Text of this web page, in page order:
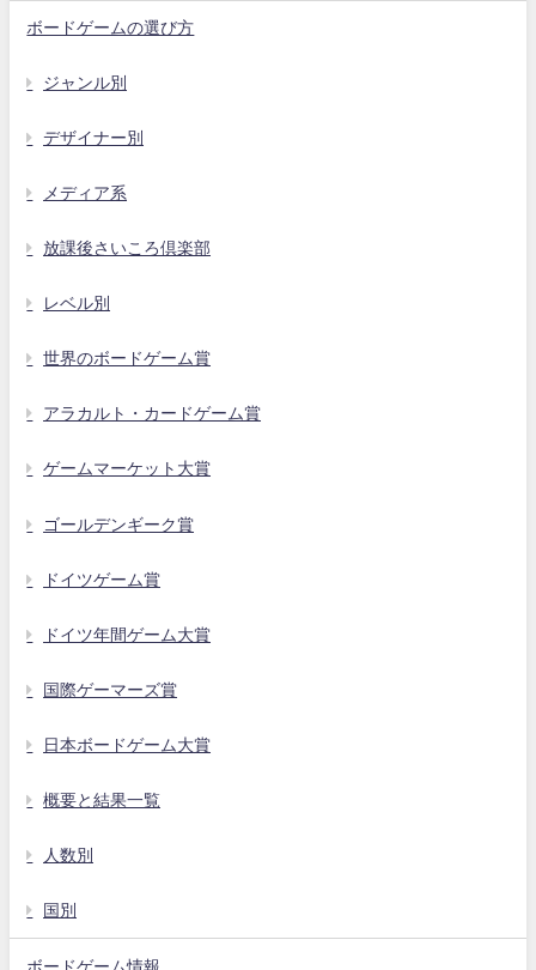
ボードゲームの選び方
ジャンル別
デザイナー別
メディア系
放課後さいころ倶楽部
レベル別
世界のボードゲーム賞
アラカルト・カードゲーム賞
ゲームマーケット大賞
ゴールデンギーク賞
ドイツゲーム賞
ドイツ年間ゲーム大賞
国際ゲーマーズ賞
日本ボードゲーム大賞
概要と結果一覧
人数別
国別
ボードゲーム情報